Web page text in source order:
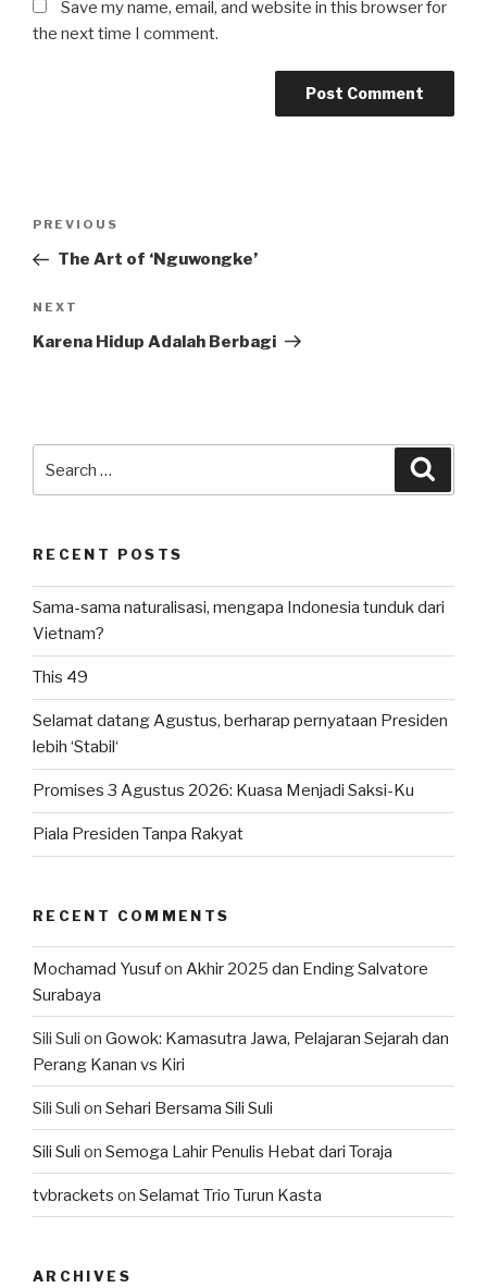
Save my name, email, and website in this browser for
the next time I comment.
Previous
Post
PREVIOUS
The Art of ‘Nguwongke’
Next
Post
NEXT
Karena Hidup Adalah Berbagi
for:
RECENT POSTS
Sama-sama naturalisasi, mengapa Indonesia tunduk dari
Vietnam?
This 49
Selamat datang Agustus, berharap pernyataan Presiden
lebih ‘Stabil‘
Promises 3 Agustus 2026: Kuasa Menjadi Saksi-Ku
Piala Presiden Tanpa Rakyat
RECENT COMMENTS
Mochamad Yusufon Akhir 2025 dan Ending Salvatore
Surabaya
Sili Suli on Gowok: Kamasutra Jawa, Pelajaran Sejarah dan
Perang Kanan vs Kiri
Sili Suli on Sehari Bersama Sili Suli
Sili Suli on Semoga Lahir Penulis Hebat dari Toraja
tvbrackets on Selamat Trio Turun Kasta
ARCHIVES